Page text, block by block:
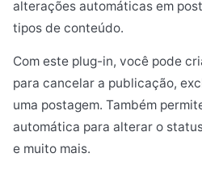
alterações automáticas em
tipos de conteúdo.
Com este plug-in, você pode
para cancelar a publicação,
uma postagem. Também
automática para alterar o
e muito mais.